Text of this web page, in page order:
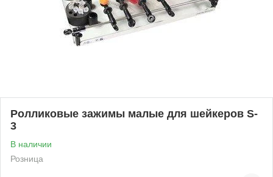
Ролликовые зажимы малые для шейкеров S-
3
В наличии
Розница